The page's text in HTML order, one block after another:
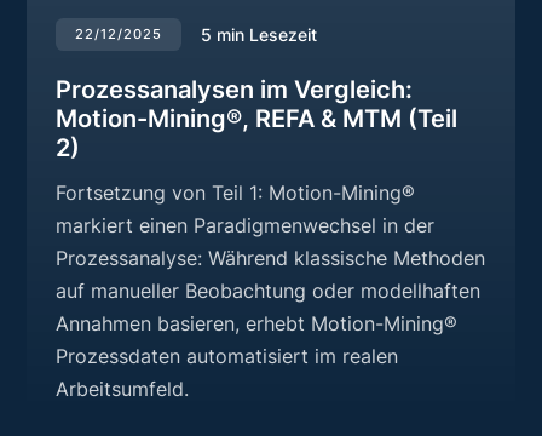
22/12/2025 5 min Lesezeit
Prozessanalysen im Vergleich:
Motion-Mining®, REFA & MTM (Teil
2)
Fortsetzung von Teil 1: Motion-Mining®
markiert einen Paradigmenwechsel in der
Prozessanalyse: Während klassische Methoden
auf manueller Beobachtung oder modellhaften
Annahmen basieren, erhebt Motion-Mining®
Prozessdaten automatisiert im realen
Arbeitsumfeld.